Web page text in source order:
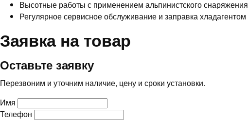
Высотные работы с применением альпинистского снаряжения
Регулярное сервисное обслуживание и заправка хладагентом
Заявка на товар
Оставьте заявку
Перезвоним и уточним наличие, цену и сроки установки.
Имя
Телефон